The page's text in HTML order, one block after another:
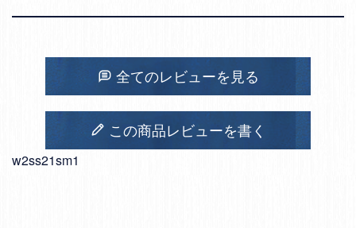
全てのレビューを見る
この商品レビューを書く
w2ss21sm1